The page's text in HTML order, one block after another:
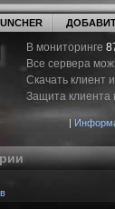
В мониторинге
Все сервера
Скачать клиент
Защита клиента
|